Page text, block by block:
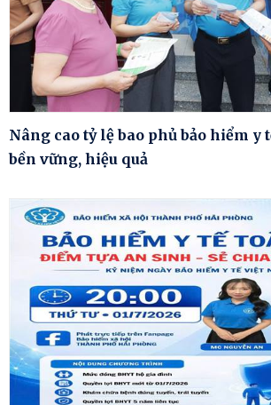
Nâng cao tỷ lệ bao phủ bảo hiểm y
bền vững, hiệu quả